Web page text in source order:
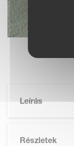
Leírás
Részletek